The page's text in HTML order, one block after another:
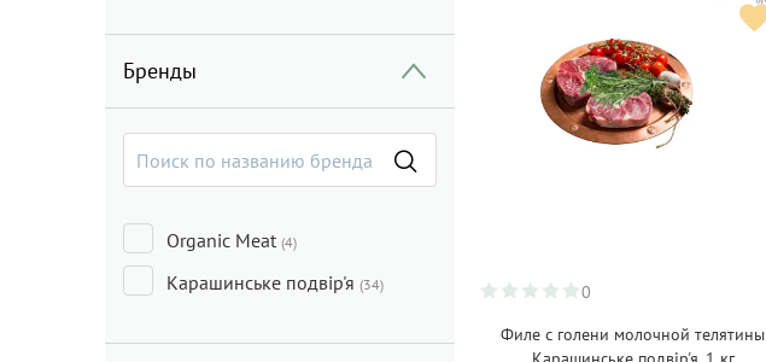
Бренды
Organic Meat (4)
Карашинське подвір'я (34)
0
Филе с голени молочной телятины